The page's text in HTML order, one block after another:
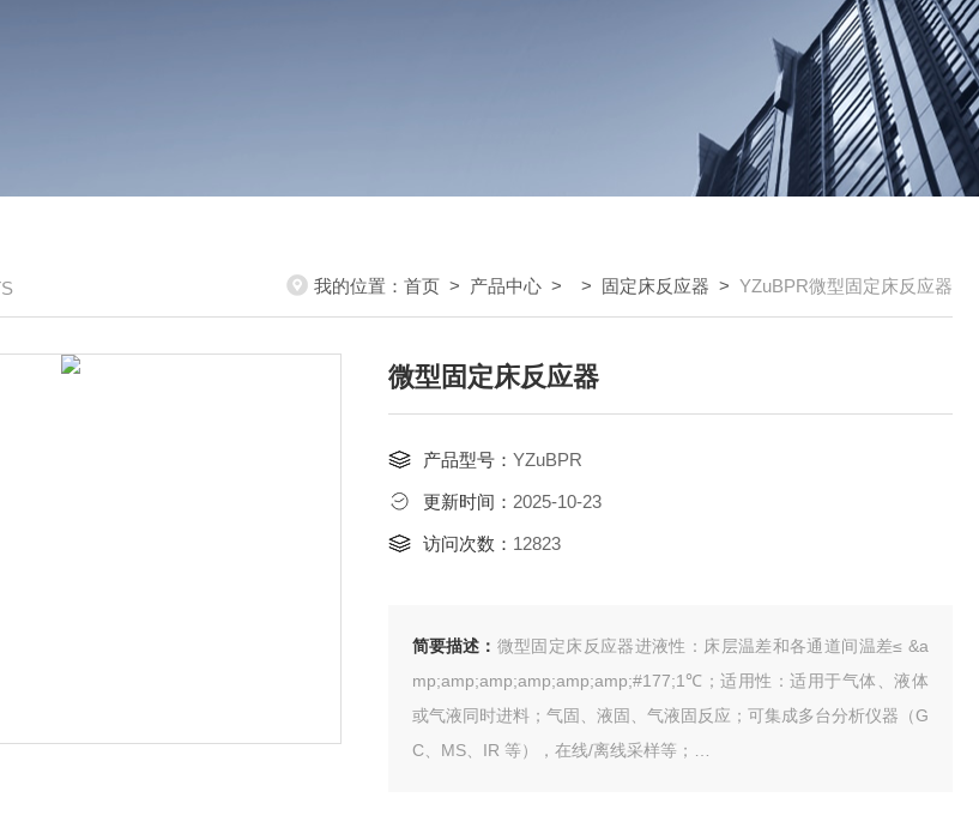
我的位置： 首页 > 产品中心 > > 固定床反应器 > YZuBPR微型固定床反应器
微型固定床反应器
产品型号： YZuBPR
更新时间： 2025-10-23
访问次数： 12823
简要描述： 微型固定床反应器进液性：床层温差和各通道间温差≤ &a
mp;amp;amp;amp;amp;amp;#177;1℃；适用性：适用于气体、液体
或气液同时进料；气固、液固、气液固反应；可集成多台分析仪器（G
C、MS、IR 等），在线/离线采样等；